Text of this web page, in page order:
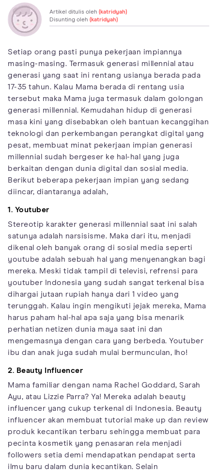
Artikel ditulis oleh (katridyah)
Disunting oleh (katridyah)
Setiap orang pasti punya pekerjaan impiannya
masing-masing. Termasuk generasi millennial atau
generasi yang saat ini rentang usianya berada pada
17-35 tahun. Kalau Mama berada di rentang usia
tersebut maka Mama juga termasuk dalam golongan
generasi millennial. Kemudahan hidup di generasi
masa kini yang disebabkan oleh bantuan kecanggihan
teknologi dan perkembangan perangkat digital yang
pesat, membuat minat pekerjaan impian generasi
millennial sudah bergeser ke hal-hal yang juga
berkaitan dengan dunia digital dan sosial media.
Berikut beberapa pekerjaan impian yang sedang
diincar, diantaranya adalah,
1. Youtuber
Stereotip karakter generasi millennial saat ini salah
satunya adalah narsisisme. Maka dari itu, menjadi
dikenal oleh banyak orang di sosial media seperti
youtube adalah sebuah hal yang menyenangkan bagi
mereka. Meski tidak tampil di televisi, refrensi para
youtuber Indonesia yang sudah sangat terkenal bisa
dihargai jutaan rupiah hanya dari 1 video yang
terunggah. Kalau ingin mengikuti jejak mereka, Mama
harus paham hal-hal apa saja yang bisa menarik
perhatian netizen dunia maya saat ini dan
mengemasnya dengan cara yang berbeda. Youtuber
ibu dan anak juga sudah mulai bermunculan, lho!
2. Beauty Influencer
Mama familiar dengan nama Rachel Goddard, Sarah
Ayu, atau Lizzie Parra? Ya! Mereka adalah beauty
influencer yang cukup terkenal di Indonesia. Beauty
influencer akan membuat tutorial make up dan review
produk kecantikan terbaru sehingga membuat para
pecinta kosmetik yang penasaran rela menjadi
followers setia demi mendapatkan pendapat serta
ilmu baru dalam dunia kecantikan. Selain